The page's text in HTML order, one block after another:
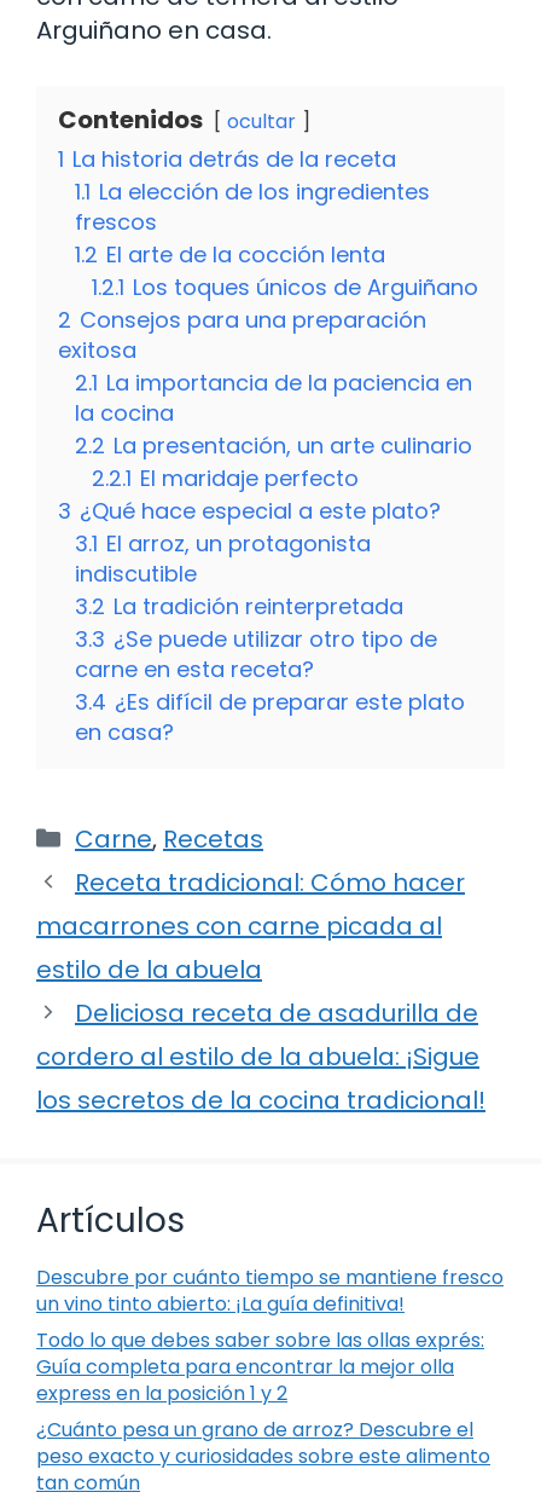
Arguiñano en casa.
Contenidos ocultar
1 La historia detrás de la receta
1.1 La elección de los ingredientes
frescos
1.2 El arte de la cocción lenta
1.2.1 Los toques únicos de Arguiñano
2 Consejos para una preparación
exitosa
2.1 La importancia de la paciencia en
la cocina
2.2 La presentación, un arte culinario
2.2.1 El maridaje perfecto
3 ¿Qué hace especial a este plato?
3.1 El arroz, un protagonista
indiscutible
3.2 La tradición reinterpretada
3.3 ¿Se puede utilizar otro tipo de
carne en esta receta?
3.4 ¿Es difícil de preparar este plato
en casa?
Categorías
Carne, Recetas
Receta tradicional: Cómo hacer
macarrones con carne picada al
estilo de la abuela
Deliciosa receta de asadurilla de
cordero al estilo de la abuela: ¡Sigue
los secretos de la cocina tradicional!
Artículos
Descubre por cuánto tiempo se mantiene fresco
un vino tinto abierto: ¡La guía definitiva!
Todo lo que debes saber sobre las ollas exprés:
Guía completa para encontrar la mejor olla
express en la posición 1 y 2
¿Cuánto pesa un grano de arroz? Descubre el
peso exacto y curiosidades sobre este alimento
tan común